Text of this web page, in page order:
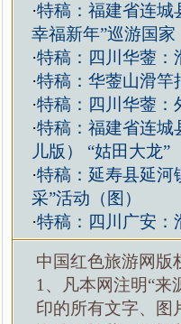
·特稿：福建省连城
幸福新年”巡游国家
·特稿：四川华蓥：
·特稿：华蓥山滑竿
·特稿：四川华蓥：
·特稿：福建省连城
儿版） “姑田大龙”
·特稿：延寿县延河
采”活动（图）
·特稿：四川广安：
中国红色旅游网版
1、凡本网注明“来
印的所有文字、图